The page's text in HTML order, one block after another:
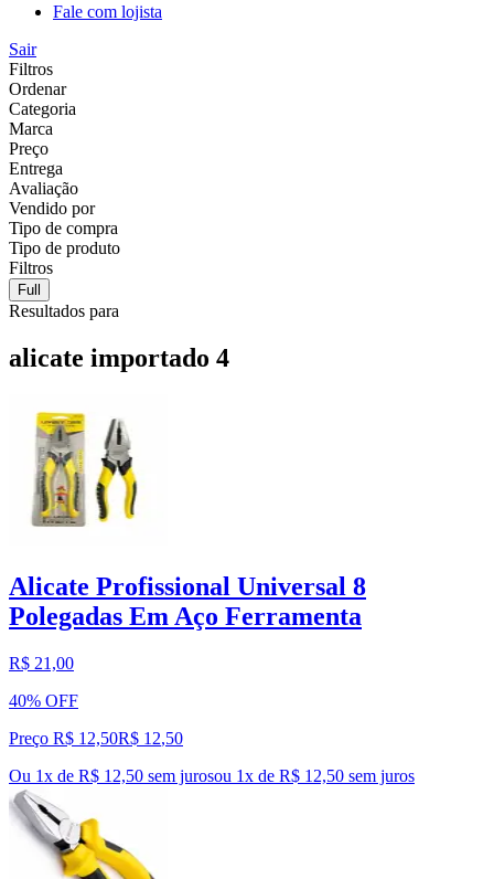
Fale com lojista
Sair
Filtros
Ordenar
Categoria
Marca
Preço
Entrega
Avaliação
Vendido por
Tipo de compra
Tipo de produto
Filtros
Full
Resultados para
alicate importado 4
Alicate Profissional Universal 8
Polegadas Em Aço Ferramenta
R$ 21,00
40% OFF
Preço R$ 12,50R$ 12,50
Ou 1x de R$ 12,50 sem jurosou 1x de R$ 12,50 sem juros